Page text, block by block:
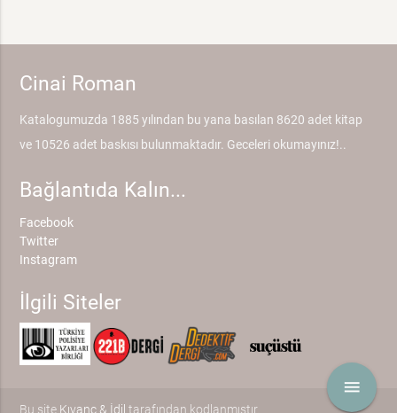
menu
Cinai Roman
Katalogumuzda 1885 yılından bu yana basılan 8620 adet kitap
ve 10526 adet baskısı bulunmaktadır. Geceleri okumayınız!..
Bağlantıda Kalın...
Facebook
Twitter
Instagram
İlgili Siteler
Bu site Kıvanç & İdil tarafından kodlanmıştır.